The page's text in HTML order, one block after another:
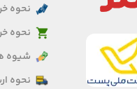
نحوه
نحوه
شیوه
نحوه